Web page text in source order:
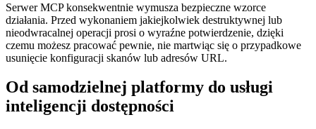
Serwer MCP konsekwentnie wymusza bezpieczne wzorce
działania. Przed wykonaniem jakiejkolwiek destruktywnej lub
nieodwracalnej operacji prosi o wyraźne potwierdzenie, dzięki
czemu możesz pracować pewnie, nie martwiąc się o przypadkowe
usunięcie konfiguracji skanów lub adresów URL.
Od samodzielnej platformy do usługi
inteligencji dostępności